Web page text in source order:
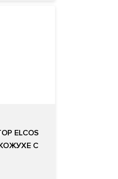
ELCOS
КОЖУХЕ С